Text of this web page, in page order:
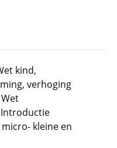
kind,
verhoging
kleine en